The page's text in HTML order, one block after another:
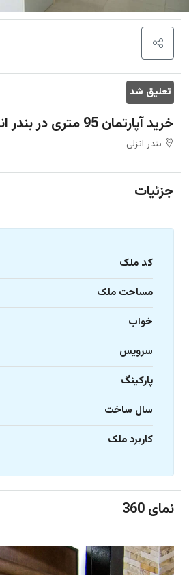
تعلیق شد
خرید آپارتمان 95 متری در بندر انزلی
بندر انزلی
جزئیات
کد ملک
مساحت ملک
خواب
سرویس
پارکینگ
سال ساخت
کاربرد ملک
نمای 360